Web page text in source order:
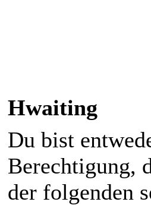
Hwaiting
Du bist
Berechtigung,
der folgenden